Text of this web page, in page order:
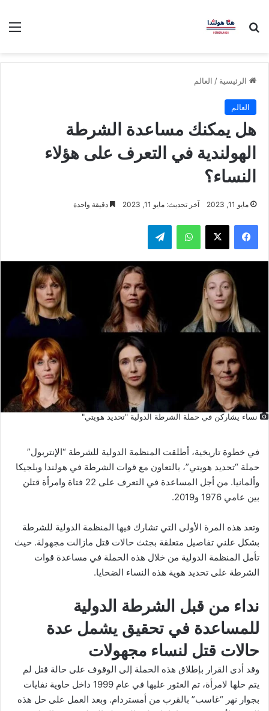
بحث عن
الرئيسية / العالم
العالم
هل يمكنك مساعدة الشرطة
الهولندية في التعرف على هؤلاء
النساء؟
مايو 11, 2023 آخر تحديث: مايو 11, 2023 دقيقة واحدة
فيسبوك ‫X واتساب تيلقرام
نساء يشاركن في حملة الشرطة الدولية "تحديد هويتي"
في خطوة تاريخية، أطلقت المنظمة الدولية للشرطة “الإنتربول”
حملة “تحديد هويتي”، بالتعاون مع قوات الشرطة في هولندا وبلجيكا
وألمانيا. من أجل المساعدة في التعرف على 22 فتاة وامرأة قتلن
بين عامي 1976 و2019.
وتعد هذه المرة الأولى التي تشارك فيها المنظمة الدولية للشرطة
بشكل علني تفاصيل متعلقة بجثث حالات قتل مازالت مجهولة. حيث
تأمل المنظمة الدولية من خلال هذه الحملة في مساعدة قوات
الشرطة على تحديد هوية هذه النساء الضحايا.
نداء من قبل الشرطة الدولية
للمساعدة في تحقيق يشمل عدة
حالات قتل لنساء مجهولات
وقد أدى القرار بإطلاق هذه الحملة إلى الوقوف على حالة قتل لم
يتم حلها لامرأة، تم العثور عليها في عام 1999 داخل حاوية نفايات
بجوار نهر “غاسب” بالقرب من أمستردام. وبعد العمل على حل هذه